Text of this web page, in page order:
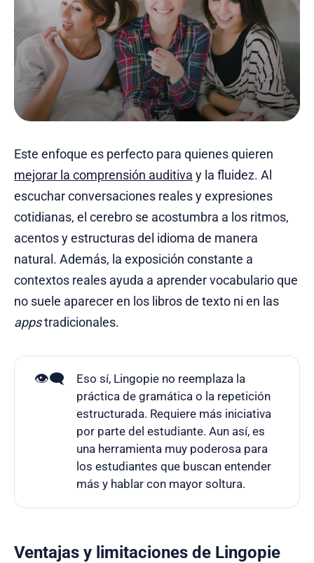
Este enfoque es perfecto para quienes quieren
mejorar la comprensión auditiva y la fluidez. Al
escuchar conversaciones reales y expresiones
cotidianas, el cerebro se acostumbra a los ritmos,
acentos y estructuras del idioma de manera
natural. Además, la exposición constante a
contextos reales ayuda a aprender vocabulario que
no suele aparecer en los libros de texto ni en las
appstradicionales.
👁️‍🗨️
Eso sí, Lingopie no reemplaza la
práctica de gramática o la repetición
estructurada. Requiere más iniciativa
por parte del estudiante. Aun así, es
una herramienta muy poderosa para
los estudiantes que buscan entender
más y hablar con mayor soltura.
Ventajas y limitaciones de Lingopie